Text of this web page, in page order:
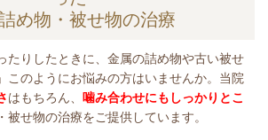
め物・被せ物の治療
たりしたときに、金属の詰め物や古い被せ
このようにお悩みの方はいませんか。当院
はもちろん、
噛み合わせにもしっかりとこ
被せ物の治療をご提供しています。